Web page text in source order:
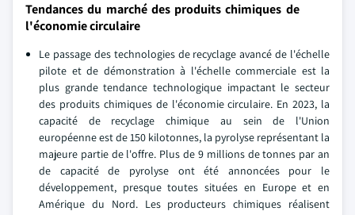
Tendances du marché des produits chimiques de
l'économie circulaire
Le passage des technologies de recyclage avancé de l'échelle
pilote et de démonstration à l'échelle commerciale est la
plus grande tendance technologique impactant le secteur
des produits chimiques de l'économie circulaire. En 2023, la
capacité de recyclage chimique au sein de l'Union
européenne est de 150 kilotonnes, la pyrolyse représentant la
majeure partie de l'offre. Plus de 9 millions de tonnes par an
de capacité de pyrolyse ont été annoncées pour le
développement, presque toutes situées en Europe et en
Amérique du Nord. Les producteurs chimiques réalisent